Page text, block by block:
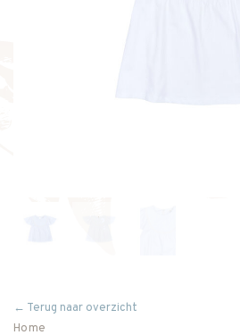
← Terug naar overzicht
Home